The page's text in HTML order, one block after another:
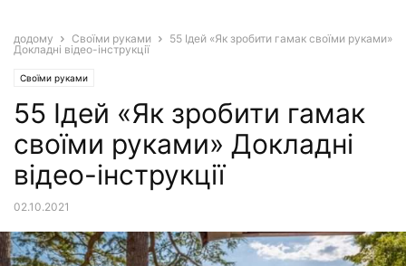
додому Своїми руками
55 Ідей «Як зробити гамак своїми руками»
Докладні відео-інструкції
Своїми руками
55 Ідей «Як зробити гамак
своїми руками» Докладні
відео-інструкції
02.10.2021